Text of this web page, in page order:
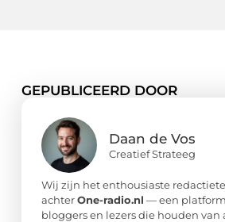
GEPUBLICEERD DOOR
Daan de Vos
Creatief Strateeg
Wij zijn het enthousiaste
achterOne-radio.nl — een
bloggers en lezers die houden van